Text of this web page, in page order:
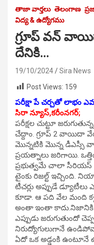
తాజా వార్తలు తెలంగాణ
విద్య & ఉద్యోగము
గ్రూప్ వన్
దేనికి…
19/10/2024
Sira News
Post Views: 159
పరీక్షా పే చర్చతో లాభం
సిరా న్యూస్,కరీంనగర్;
పరీక్షల చుట్టూ
చేద్దాం. గ్రూప్ 2 వాయిదా
మొన్నటికి మొన్న డీఎస్సీ
ప్రయత్నాలు జరిగాయి.
ప్రభుత్వమే చాలా సీరియస్ గా
టైంకు రిజల్ట్ ఇచ్చింది.
టీచర్లు అప్పుడే డ్యూటీలు
కూడా. ఆ పది వేల మంది
అంతా ఇంతా
ఎప్పుడు జరుగుతుందో
నిరుద్యోగులుగానే
ఏదో ఒక అడ్డంకి ఉంటూనే